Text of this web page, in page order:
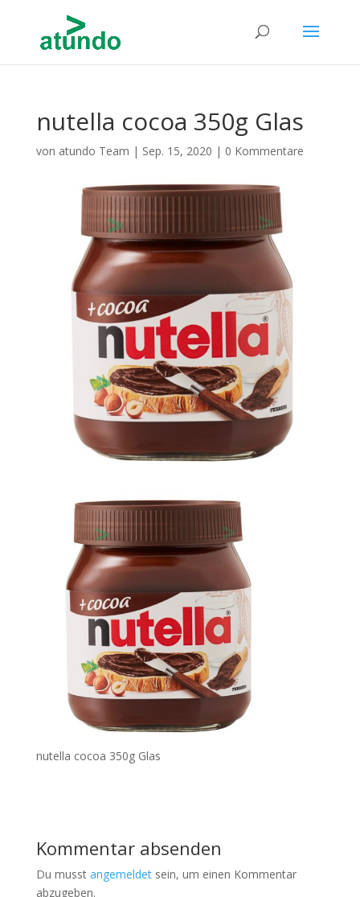
nutella cocoa 350g Glas
von atundo Team | Sep. 15, 2020 | 0 Kommentare
nutella cocoa 350g Glas
Kommentar absenden
Du musst angemeldetsein, um einen Kommentar
abzugeben.